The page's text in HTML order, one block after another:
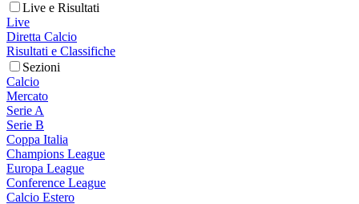
Live e Risultati
Live
Diretta Calcio
Risultati e Classifiche
Sezioni
Calcio
Mercato
Serie A
Serie B
Coppa Italia
Champions League
Europa League
Conference League
Calcio Estero